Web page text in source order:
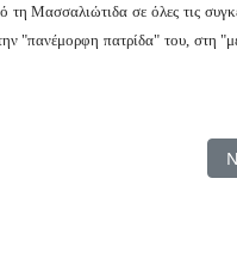
Μασσαλιώτιδα σε όλες τις
"πανέμορφη πατρίδα" του, στη
- 3ο μέρος